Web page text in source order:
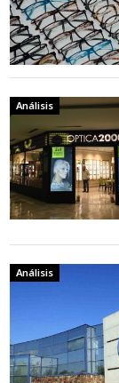
Análisis
Análisis